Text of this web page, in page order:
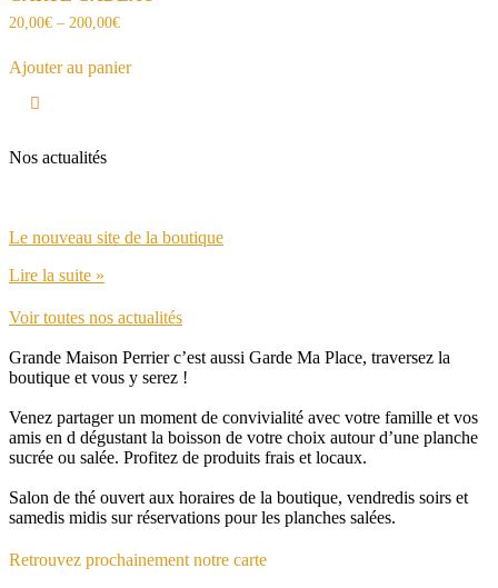
20,00€ – 200,00€
Ajouter au panier
produit
variations.
être
choisies
sur
page
produit
Nos actualités
Le nouveau site de la boutique
Lire la suite »
Voir toutes nos actualités
Grande Maison Perrier c’est aussi Garde Ma Place, traversez la
boutique et vous y serez !
Venez partager un moment de convivialité avec votre famille et vos
amis en d dégustant la boisson de votre choix autour d’une planche
sucrée ou salée. Profitez de produits frais et locaux.
Salon de thé ouvert aux horaires de la boutique, vendredis soirs et
samedis midis sur réservations pour les planches salées.
Retrouvez prochainement notre carte